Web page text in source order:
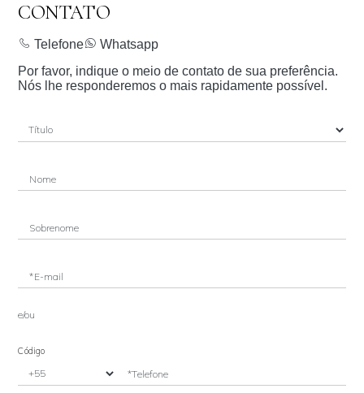
CONTATO
Telefone
Whatsapp
Por favor, indique o meio de contato de sua preferência.
Nós lhe responderemos o mais rapidamente possível.
Nome
Sobrenome
*E-mail
e/ou
Código
*Telefone